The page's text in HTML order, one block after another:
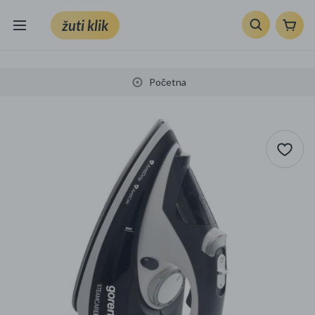
žuti klik
Mobiteli, računala i elektronika
Klik supermarket
Sport i slobodno vrijeme
Ljepota i zdravlje
Početna